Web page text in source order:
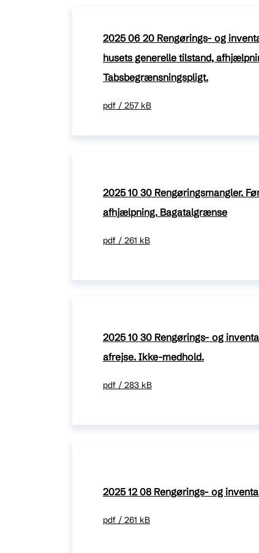
2025 06 20 Rengørings- og
husets generelle tilstand,
Tabsbegrænsningspligt.
pdf / 257 kB
2025 10 30 Rengøringsmangler.
afhjælpning. Bagatalgrænse
pdf / 261 kB
2025 10 30 Rengørings- og
afrejse. Ikke-medhold.
pdf / 283 kB
2025 12 08 Rengørings- og
pdf / 261 kB